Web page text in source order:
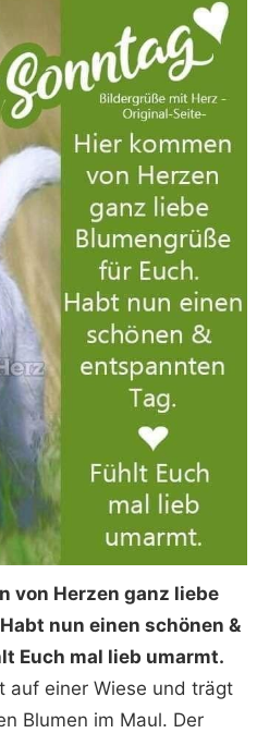
von Herzen ganz liebe
nun einen schönen &
Euch mal lieb umarmt.
auf einer Wiese und trägt
Blumen im Maul. Der